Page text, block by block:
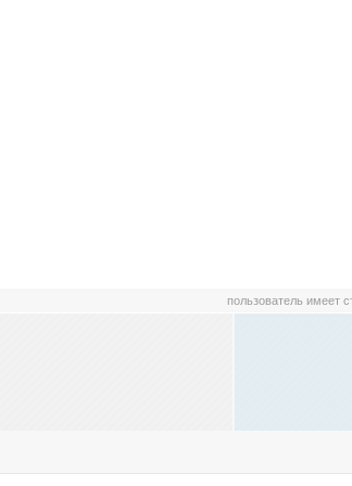
пользователь имеет